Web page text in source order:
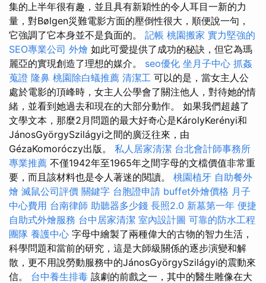
集的上半年很有趣，並且具有新穎性的令人耳目一新的力
量，對Bølgen災難電影方面的壓倒性很大，順便說一句，
它強調了它本身並不是負面的。 記帳 桃園搬家 實力堅強的
SEO專業公司 外燴 如此可愛提供了成功的秘訣，但它為瑪
麗亞的實現創造了理想的媒介。 seo優化 坐月子中心 抓姦
蒐證 隆鼻 桃園除白蟻推薦 清潔工 可以的是，當女主人公
處於電影的頂峰時，女主人公學會了關注他人，對待她的情
緒，並看到她過去和現在的大部分動作。 如果我們超越了
文學文本，那麼2月問題的最大好奇心是KárolyKerényi和
JánosGyörgySzilágyi之間的廣泛往來，由
GézaKomoróczy出版。 私人居家清潔 台北會計師事務所
專業推薦 不僅1942年至1965年之間字母的文檔價值非常重
要，而且該材料也是令人著迷的閱讀。 桃園植牙 自助餐外
燴 滅鼠公司評價 關鍵字 台胞證申請 buffet外燴價格 月子
中心費用 台南律師 助聽器多少錢 長照2.0 新墓第一年 便捷
自助式外燴服務 台中居家清潔 室內設計圖 可靠的防水工程
團隊 養護中心 字母中繪製了兩種偉大的古物的智力生活，
科學問題和當前的研究，這是大師級關係的逐步演變和解
散，更不用說勞動服務中的JánosGyörgySzilágyi的震動來
信。 台中養生排毒 該劇的前戲之一，其中的醫生雕像在大